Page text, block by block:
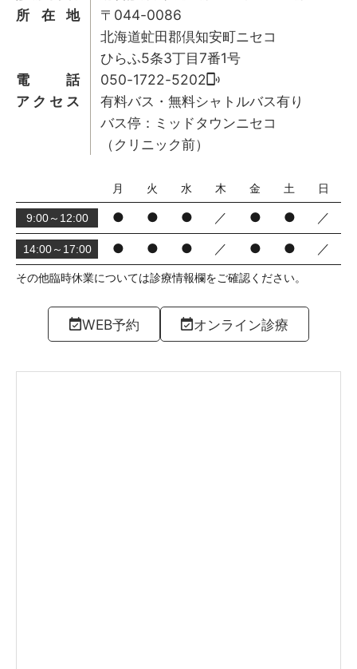
所在地
〒044-0086
北海道虻田郡倶知安町ニセコ
ひらふ5条3丁目7番1号
電話
050-1722-5202
アクセス
有料バス・無料シャトルバス有り
バス停：ミッドタウンニセコ
（クリニック前）
その他臨時休業については診療情報欄をご確認ください。
月 火 水 木 金 土 日
9:00～12:00 ● ● ● ／ ● ● ／
14:00～17:00 ● ● ● ／ ● ● ／
WEB予約 オンライン診療